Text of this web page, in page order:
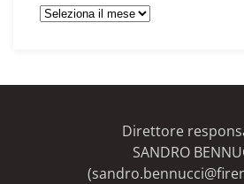
Tutti
Direttore
SANDRO